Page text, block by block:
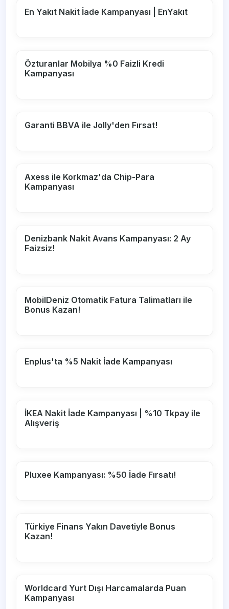
En Yakıt Nakit İade Kampanyası | EnYakıt
Özturanlar Mobilya %0 Faizli Kredi
Kampanyası
Garanti BBVA ile Jolly'den Fırsat!
Axess ile Korkmaz'da Chip-Para
Kampanyası
Denizbank Nakit Avans Kampanyası: 2 Ay
Faizsiz!
MobilDeniz Otomatik Fatura Talimatları ile
Bonus Kazan!
Enplus'ta %5 Nakit İade Kampanyası
İKEA Nakit İade Kampanyası | %10 Tkpay ile
Alışveriş
Pluxee Kampanyası: %50 İade Fırsatı!
Türkiye Finans Yakın Davetiyle Bonus
Kazan!
Worldcard Yurt Dışı Harcamalarda Puan
Kampanyası